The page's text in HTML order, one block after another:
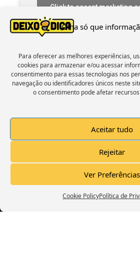
Olha só que
Para oferecer as melhores experiências,
cookies para armazenar e/ou acessar
consentimento para essas tecnologias nos
navegação ou identificadores únicos neste
o consentimento pode afetar
Aceitar tudo
Rejeitar
Ver Preferências
Cookie PolicyPolítica de
Click to accept marketing
Click to accept marketing
enable this content